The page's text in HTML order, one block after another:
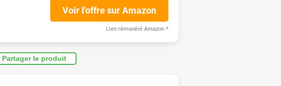
Voir l'offre sur Amazon
Lien rémunéré Amazon *
Partager le produit